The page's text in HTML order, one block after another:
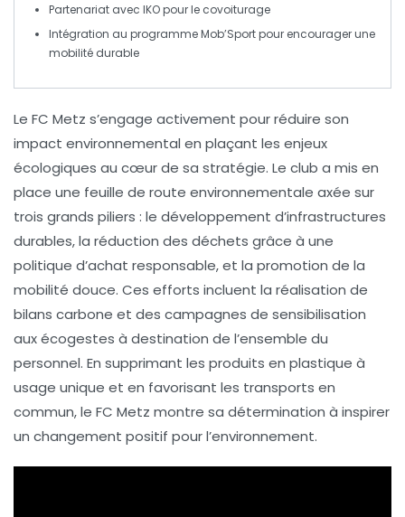
Partenariat avec IKOpour le covoiturage
Intégration au programmeMob’Sportpour encourager une
mobilité durable
Le FC Metz s’engage activement pourréduire son
impact environnemental en plaçant les enjeux
écologiques au cœur de sa stratégie. Le club a mis en
place une feuille de route environnementale axée sur
trois grands piliers : le développement d’infrastructures
durables, la réduction des déchets grâce à une
politique d’achat responsable, et la promotion de la
mobilité douce. Ces efforts incluent la réalisation de
bilans carbone et des campagnes de sensibilisation
auxécogestes à destination de l’ensemble du
personnel. En supprimant les produits en plastique à
usage unique et en favorisant les transports en
commun, le FC Metz montre sa détermination à inspirer
un changement positif pour l’environnement.